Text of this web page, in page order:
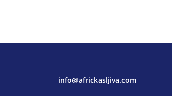
info@africkasljiva.com